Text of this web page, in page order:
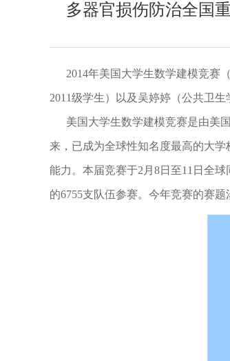
多器官损伤防治全国
2014年美国大学生数学建模竞赛
2011级学生）以及吴婷婷（公共卫
美国大学生数学建模竞赛是由美国
来，已成为全球性知名度最高的大
能力。本届竞赛于2月8日至11日全
的6755支队伍参赛。今年竞赛的赛